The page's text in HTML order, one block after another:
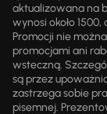
aktualizowana na
wynosi około
Promocji nie
promocjami ani
wsteczną.
są przez
zastrzega sobie
pisemnej.